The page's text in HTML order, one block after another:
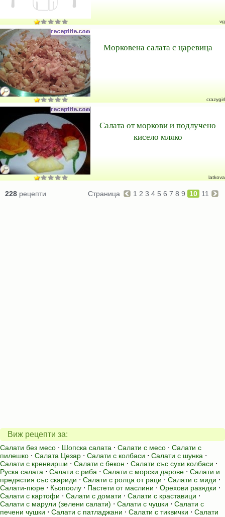
vg
Морковена салата с царевица
crazygirl
Салата от моркови и подлучено
кисело мляко
latkova
228 рецепти Страница 1 2 3 4 5 6 7 8 9 10 11
Виж рецепти за:
Салати без месо ⋅ Шопска салата ⋅ Салати с месо ⋅ Салати с
пилешко ⋅ Салата Цезар ⋅ Салати с колбаси ⋅ Салати с шунка ⋅
Салати с кренвирши ⋅ Салати с бекон ⋅ Салати със сухи колбаси ⋅
Руска салата ⋅ Салати с риба ⋅ Салати с морски дарове ⋅ Салати и
предястия със скариди ⋅ Салати с ролца от раци ⋅ Салати с миди ⋅
Салати-пюре ⋅ Кьопоолу ⋅ Пастети от маслини ⋅ Орехови разядки ⋅
Салати с картофи ⋅ Салати с домати ⋅ Салати с краставици ⋅
Салати с марули (зелени салати) ⋅ Салати с чушки ⋅ Салати с
печени чушки ⋅ Салати с патладжани ⋅ Салати с тиквички ⋅ Салати